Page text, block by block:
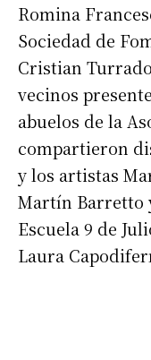
Romina
Sociedad de
Cristian
vecinos
abuelos de la
compartieron
y los artistas
Martín Barretto
Escuela 9 de
Laura